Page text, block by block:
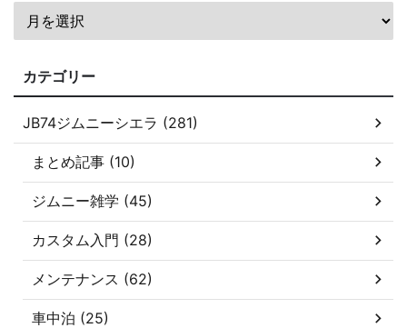
カテゴリー
JB74ジムニーシエラ (281)
まとめ記事 (10)
ジムニー雑学 (45)
カスタム入門 (28)
メンテナンス (62)
車中泊 (25)